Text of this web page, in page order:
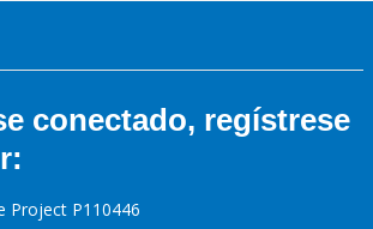
conectado, regístrese
Project P110446